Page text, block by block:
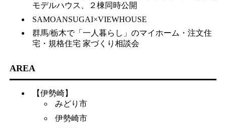
モデルハウス、２棟同時公開
SAMOANSUGAI×VIEWHOUSE
群馬/栃木で「一人暮らし」のマイホーム・注文住
宅・規格住宅 家づくり相談会
AREA
【伊勢崎】
みどり市
伊勢崎市